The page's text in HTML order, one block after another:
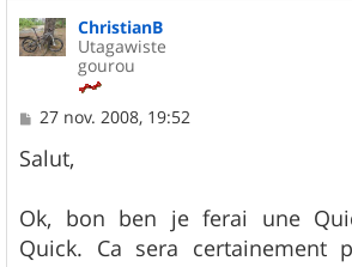
ChristianB
Utagawiste
gourou
M
s
s
g
e
27 nov. 2008, 19:52
Salut,
Ok, bon ben je ferai une
Quick. Ca sera certainement